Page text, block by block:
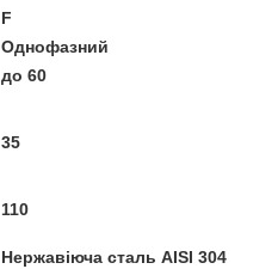
F
Однофазний
до 60
35
110
Нержавіюча сталь AISI 304